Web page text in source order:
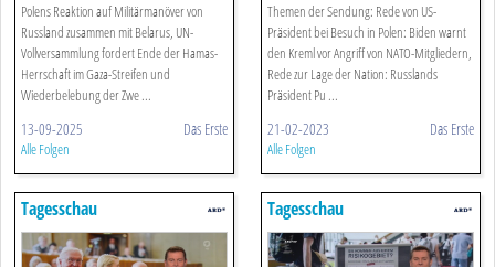
Polens Reaktion auf Militärmanöver von
Russland zusammen mit Belarus, UN-
Vollversammlung fordert Ende der Hamas-
Herrschaft im Gaza-Streifen und
Wiederbelebung der Zwe ...
13-09-2025 Das Erste
Alle Folgen
Themen der Sendung: Rede von US-
Präsident bei Besuch in Polen: Biden warnt
den Kreml vor Angriff von NATO-Mitgliedern,
Rede zur Lage der Nation: Russlands
Präsident Pu ...
21-02-2023 Das Erste
Alle Folgen
Tagesschau Tagesschau